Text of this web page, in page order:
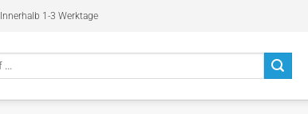
Innerhalb 1-3 Werktage